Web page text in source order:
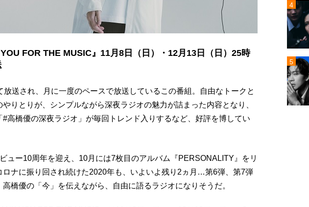
YOU FOR THE MUSIC』11月8日（日）・12月13日（日）25時
放送され、月に一度のペースで放送しているこの番組。自由なトークと
りとりが、シンプルながら深夜ラジオの魅力が詰まった内容となり、
高橋優の深夜ラジオ」が毎回トレンド入りするなど、好評を博してい
ュー10周年を迎え、10月には7枚目のアルバム『PERSONALITY』をリ
ロナに振り回され続けた2020年も、いよいよ残り2ヵ月…第6弾、第7弾
橋優の「今」を伝えながら、自由に語るラジオになりそうだ。